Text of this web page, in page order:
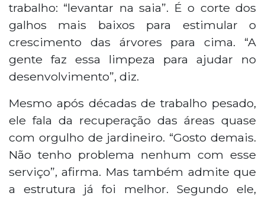
trabalho: “levantar na saia”. É o corte dos
galhos mais baixos para estimular o
crescimento das árvores para cima. “A
gente faz essa limpeza para ajudar no
desenvolvimento”, diz.
Mesmo após décadas de trabalho pesado,
ele fala da recuperação das áreas quase
com orgulho de jardineiro. “Gosto demais.
Não tenho problema nenhum com esse
serviço”, afirma. Mas também admite que
a estrutura já foi melhor. Segundo ele,